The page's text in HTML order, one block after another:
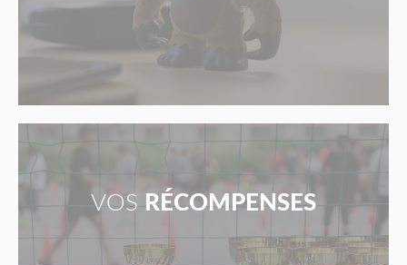
VOS RÉCOMPENSES